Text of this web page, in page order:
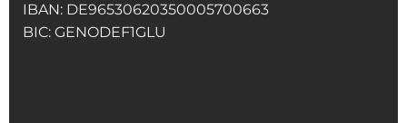
IBAN: DE96530620350005700663
BIC: GENODEF1GLU